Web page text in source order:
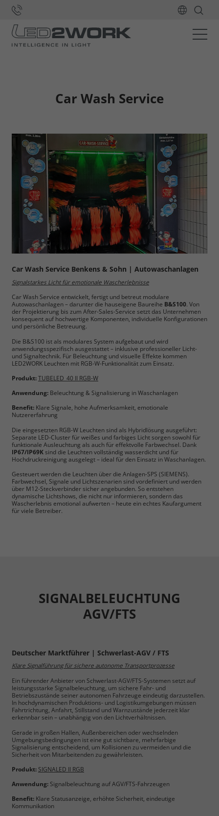
Home Anwendungen Signalisierung
Car Wash Service
Car Wash Service Benkens & Sohn | Autowaschanlagen
Signalstarkes Licht für emotionale Wascherlebnisse
Car Wash Service entwickelt, fertigt und betreut modulare
Autowaschanlagen – darunter die hauseigene Baureihe B&S100. Von
der Projektierung bis zum After-Sales-Service setzt das Unternehmen
konsequent auf hochwertige Komponenten, individuelle Konfigurationen
und persönliche Betreuung.
Die B&S100 ist als modulares System aufgebaut und wird
anwendungsspezifisch ausgestattet – inklusive professioneller Licht-
und Signaltechnik. Für Beleuchtung und visuelle Effekte kommen
LED2WORK Leuchten mit RGB-W-Funktionalität zum Einsatz.
Produkt:TUBELED_40 II RGB-W
Anwendung: Beleuchtung & Signalisierung in Waschanlagen
Benefit: Klare Signale, hohe Aufmerksamkeit, emotionale
Nutzererfahrung
Die eingesetzten RGB-W Leuchten sind als Hybridlösung ausgeführt:
Separate LED-Cluster für weißes und farbiges Licht sorgen sowohl für
funktionale Ausleuchtung als auch für effektvolle Farbwechsel. Dank
IP67/IP69Ksind die Leuchten vollständig wasserdicht und für
Hochdruckreinigung ausgelegt – ideal für den Einsatz in Waschanlagen.
Gesteuert werden die Leuchten über die Anlagen-SPS (SIEMENS).
Farbwechsel, Signale und Lichtszenarien sind vordefiniert und werden
über M12-Steckverbinder sicher angebunden. So entstehen
dynamische Lichtshows, die nicht nur informieren, sondern das
Wascherlebnis emotional aufwerten – heute ein echtes Kaufargument
für viele Betreiber.
SIGNALBELEUCHTUNG
AGV/FTS
Deutscher Marktführer | Schwerlast-AGV / FTS
Klare Signalführung für sichere autonome Transportprozesse
Ein führender Anbieter von Schwerlast-AGV/FTS-Systemen setzt auf
leistungsstarke Signalbeleuchtung, um sichere Fahr- und
Betriebszustände seiner autonomen Fahrzeuge eindeutig darzustellen.
In hochdynamischen Produktions- und Logistikumgebungen müssen
Fahrtrichtung, Anfahrt, Stillstand und Warnzustände jederzeit klar
erkennbar sein – unabhängig von den Lichtverhältnissen.
Gerade in großen Hallen, Außenbereichen oder wechselnden
Umgebungsbedingungen ist eine gut sichtbare, mehrfarbige
Signalisierung entscheidend, um Kollisionen zu vermeiden und die
Sicherheit von Mitarbeitenden zu gewährleisten.
Produkt: SIGNALED II RGB
Anwendung: Signalbeleuchtung auf AGV/FTS-Fahrzeugen
Benefit: Klare Statusanzeige, erhöhte Sicherheit, eindeutige
Kommunikation